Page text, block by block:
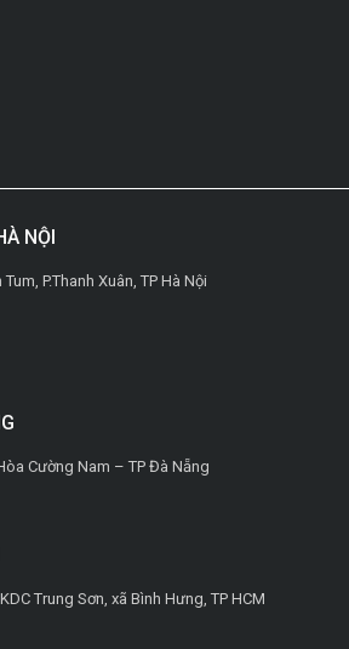
NỘI
P.Thanh Xuân, TP Hà Nội
Cường Nam – TP Đà Nẵng
Trung Sơn, xã Bình Hưng, TP HCM